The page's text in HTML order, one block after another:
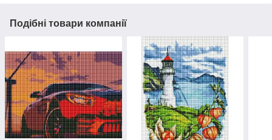
Подібні товари компанії